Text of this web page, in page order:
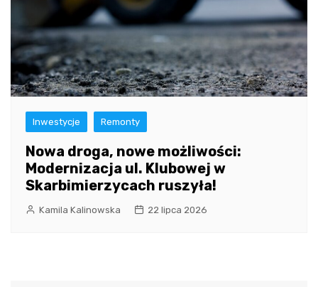
Inwestycje Remonty
Nowa droga, nowe możliwości:
Modernizacja ul. Klubowej w
Skarbimierzycach ruszyła!
Kamila Kalinowska 22 lipca 2026